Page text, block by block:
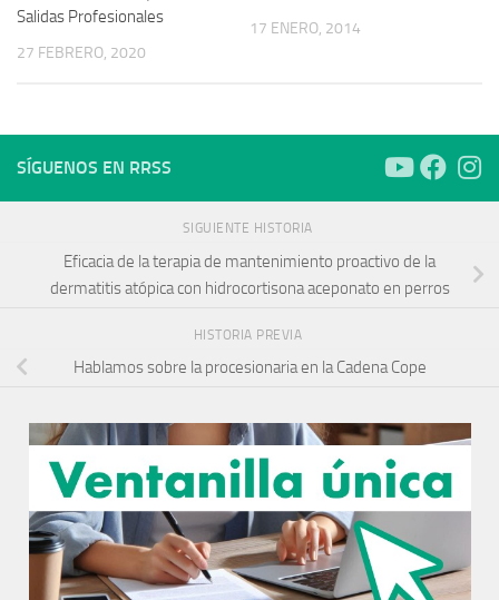
Salidas Profesionales
27 FEBRERO, 2020
17 ENERO, 2014
SÍGUENOS EN RRSS
SIGUIENTE HISTORIA
Eficacia de la terapia de mantenimiento proactivo de la
dermatitis atópica con hidrocortisona aceponato en perros
HISTORIA PREVIA
Hablamos sobre la procesionaria en la Cadena Cope